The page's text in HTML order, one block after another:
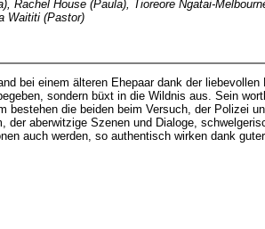
House (Paula), Tioreore Ngatai-
Waititi (Pastor)
bei einem älteren Ehepaar dank der
sondern büxt in die Wildnis aus. Sein
die beiden beim Versuch, der Polizei
aberwitzige Szenen und Dialoge,
auch werden, so authentisch wirken dank